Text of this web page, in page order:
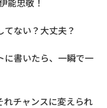
能忠敬！
ない？大丈夫？
に書いたら、一瞬で一
チャンスに変えられ